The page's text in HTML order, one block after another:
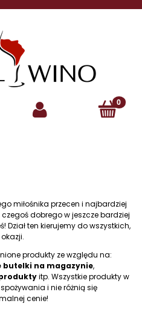
miłośnika przecen i najbardziej
dobrego w jeszcze bardziej
Dział ten kierujemy do wszystkich,
produkty ze względu na:
butelki na magazynie,
itp. Wszystkie produkty w
i nie różnią się
cenie!